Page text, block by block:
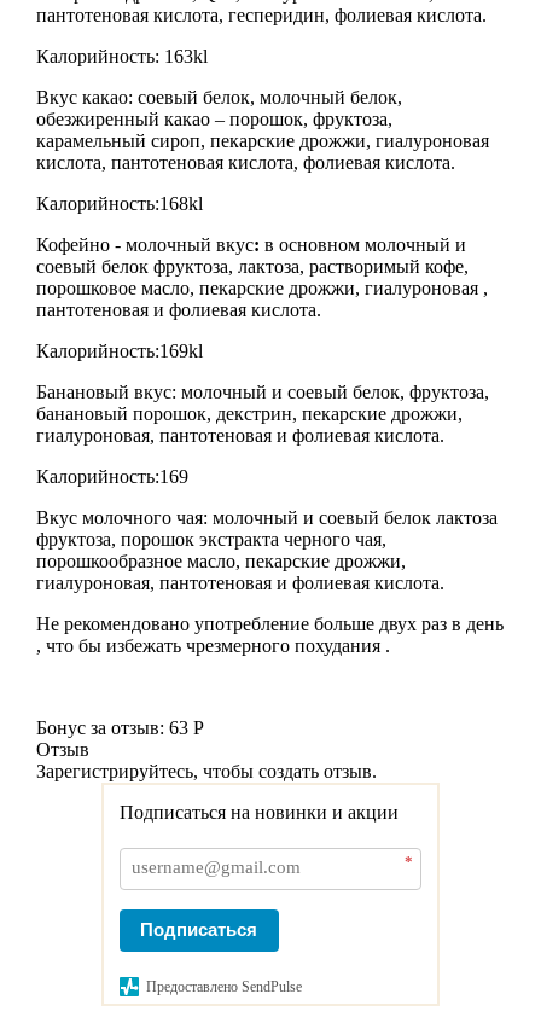
пантотеновая кислота, гесперидин, фолиевая кислота.
Калорийность: 163kl
Вкус какао: соевый белок, молочный белок,
обезжиренный какао – порошок, фруктоза,
карамельный сироп, пекарские дрожжи, гиалуроновая
кислота, пантотеновая кислота, фолиевая кислота.
Калорийность:168kl
Кофейно - молочный вкус: в основном молочный и
соевый белок фруктоза, лактоза, растворимый кофе,
порошковое масло, пекарские дрожжи, гиалуроновая ,
пантотеновая и фолиевая кислота.
Калорийность:169kl
Банановый вкус: молочный и соевый белок, фруктоза,
банановый порошок, декстрин, пекарские дрожжи,
гиалуроновая, пантотеновая и фолиевая кислота.
Калорийность:169
Вкус молочного чая: молочный и соевый белок лактоза
фруктоза, порошок экстракта черного чая,
порошкообразное масло, пекарские дрожжи,
гиалуроновая, пантотеновая и фолиевая кислота.
Не рекомендовано употребление больше двух раз в день
, что бы избежать чрезмерного похудания .
Бонус за отзыв: 63 Р
Отзыв
Зарегистрируйтесь, чтобы создать отзыв.
Подписаться на новинки и акции
*
Подписаться
Предоставлено SendPulse